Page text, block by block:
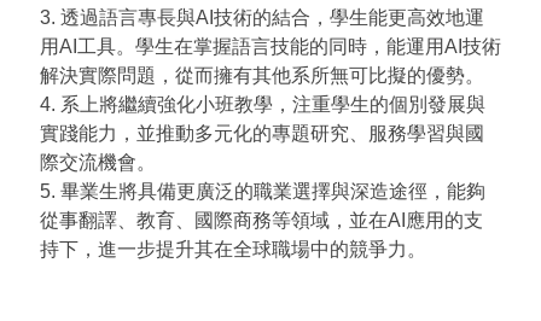
3. 透過語言專長與AI技術的結合，學生能更高效地運
用AI工具。學生在掌握語言技能的同時，能運用AI技術
解決實際問題，從而擁有其他系所無可比擬的優勢。
4. 系上將繼續強化小班教學，注重學生的個別發展與
實踐能力，並推動多元化的專題研究、服務學習與國
際交流機會。
5. 畢業生將具備更廣泛的職業選擇與深造途徑，能夠
從事翻譯、教育、國際商務等領域，並在AI應用的支
持下，進一步提升其在全球職場中的競爭力。